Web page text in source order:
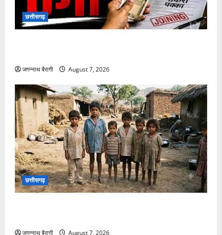
छत्तीसगढ़:शिक्षक की नौकरी लगाने के नाम पर ठगी: चार लोगों
को लगाया 9 लाख का चूना, पुलिस से की कार्रवाई की मांग…
जगन्नाथ बैरागी August 7, 2026